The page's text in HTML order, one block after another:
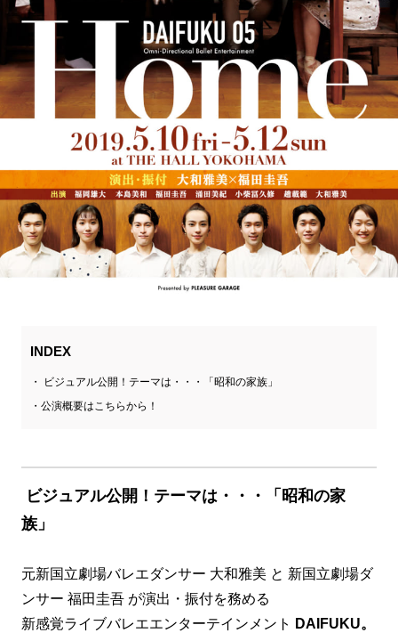
INDEX
ビジュアル公開！テーマは・・・「昭和の家族」
公演概要はこちらから！
ビジュアル公開！テーマは・・・「昭和の家
族」
元新国立劇場バレエダンサー 大和雅美 と 新国立劇場ダ
ンサー 福田圭吾 が演出・振付を務める
新感覚ライブバレエエンターテインメント
DAIFUKU。